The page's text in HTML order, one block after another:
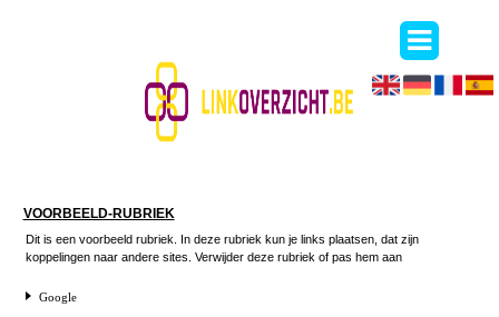
VOORBEELD-RUBRIEK
Dit is een voorbeeld rubriek. In deze rubriek kun je links plaatsen, dat zijn
koppelingen naar andere sites. Verwijder deze rubriek of pas hem aan
Google